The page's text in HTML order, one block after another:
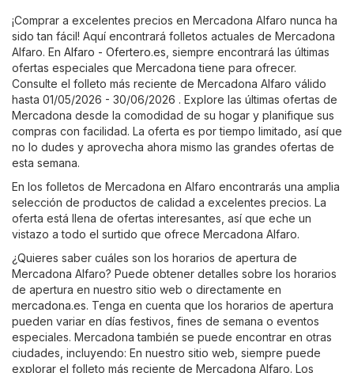
¡Comprar a excelentes precios en Mercadona Alfaro nunca ha
sido tan fácil! Aquí encontrará folletos actuales de Mercadona
Alfaro. En Alfaro - Ofertero.es , siempre encontrará las últimas
ofertas especiales que Mercadona tiene para ofrecer.
Consulte el folleto más reciente de Mercadona Alfaro válido
hasta 01/05/2026 - 30/06/2026 . Explore las últimas ofertas de
Mercadona desde la comodidad de su hogar y planifique sus
compras con facilidad. La oferta es por tiempo limitado, así que
no lo dudes y aprovecha ahora mismo las grandes ofertas de
esta semana.
En los folletos de Mercadona en Alfaro encontrarás una amplia
selección de productos de calidad a excelentes precios. La
oferta está llena de ofertas interesantes, así que eche un
vistazo a todo el surtido que ofrece Mercadona Alfaro.
¿Quieres saber cuáles son los horarios de apertura de
Mercadona Alfaro? Puede obtener detalles sobre los horarios
de apertura en nuestro sitio web o directamente en
mercadona.es. Tenga en cuenta que los horarios de apertura
pueden variar en días festivos, fines de semana o eventos
especiales. Mercadona también se puede encontrar en otras
ciudades, incluyendo: En nuestro sitio web, siempre puede
explorar el folleto más reciente de Mercadona Alfaro. Los